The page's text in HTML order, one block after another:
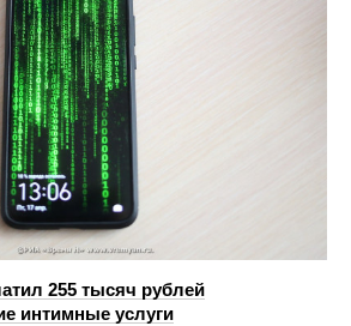
255 тысяч рублей
интимные услуги